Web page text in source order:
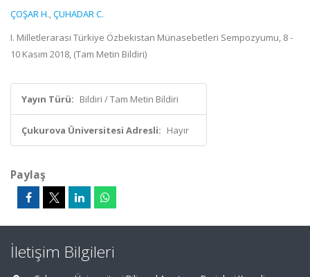
ÇOŞAR H.,ÇUHADAR C.
I. Milletlerarası Türkiye Özbekistan Münasebetleri Sempozyumu, 8 -
10 Kasım 2018, (Tam Metin Bildiri)
Yayın Türü: Bildiri / Tam Metin Bildiri
Çukurova Üniversitesi Adresli: Hayır
Paylaş
İletişim Bilgileri